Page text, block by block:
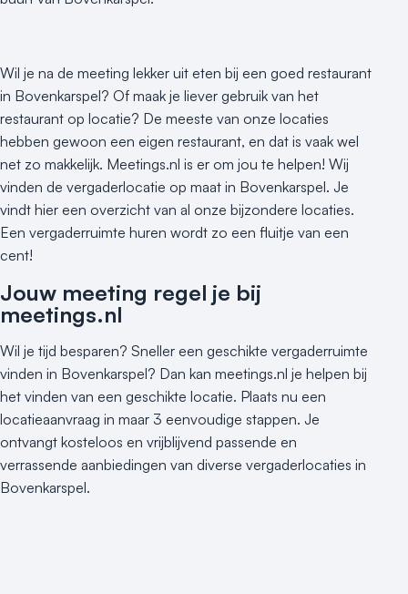
Wil je na de meeting lekker uit eten bij een goed restaurant
in Bovenkarspel? Of maak je liever gebruik van het
restaurant op locatie? De meeste van onze locaties
hebben gewoon een eigen restaurant, en dat is vaak wel
net zo makkelijk. Meetings.nl is er om jou te helpen! Wij
vinden de vergaderlocatie op maat in Bovenkarspel. Je
vindt hier een overzicht van al onze bijzondere locaties.
Een vergaderruimte huren wordt zo een fluitje van een
cent!
Jouw meeting regel je bij
meetings.nl
Wil je tijd besparen? Sneller een geschikte vergaderruimte
vinden in Bovenkarspel? Dan kan meetings.nl je helpen bij
het vinden van een geschikte locatie. Plaats nu een
locatieaanvraag in maar 3 eenvoudige stappen. Je
ontvangt kosteloos en vrijblijvend passende en
verrassende aanbiedingen van diverse vergaderlocaties in
Bovenkarspel.